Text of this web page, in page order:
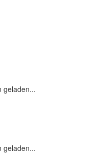
geladen...
geladen...